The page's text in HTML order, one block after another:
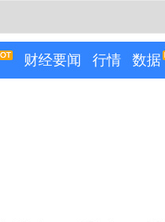
财经要闻 行情 数据